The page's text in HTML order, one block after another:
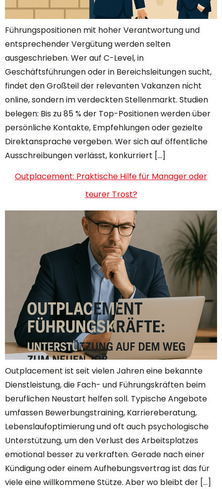
Führungspositionen mit hoher Verantwortung und
entsprechender Vergütung werden selten
ausgeschrieben. Wer auf C-Level, in
Geschäftsführungen oder in Bereichsleitungen sucht,
findet den Großteil der relevanten Vakanzen nicht
online, sondern im verdeckten Stellenmarkt. Studien
belegen: Bis zu 85 % der Top-Positionen werden über
persönliche Kontakte, Empfehlungen oder gezielte
Direktansprache vergeben. Wer sich auf öffentliche
Ausschreibungen verlässt, konkurriert […]
Outplacement: Praktische Hilfe für Manager oder
teurer Trost?
Outplacement ist seit vielen Jahren eine bekannte
Dienstleistung, die Fach- und Führungskräften beim
beruflichen Neustart helfen soll. Typische Angebote
umfassen Bewerbungstraining, Karriereberatung,
Lebenslaufoptimierung und oft auch psychologische
Unterstützung, um den Verlust des Arbeitsplatzes
emotional besser zu verkraften. Gerade nach einer
Kündigung oder einem Aufhebungsvertrag ist das für
viele eine willkommene Stütze. Aber wo bleibt der […]